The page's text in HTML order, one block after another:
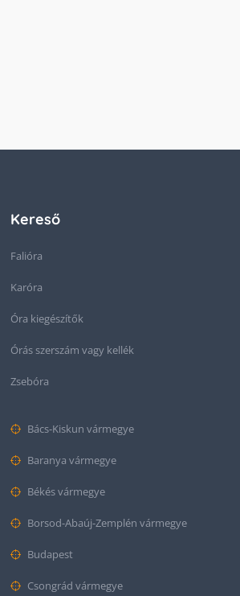
Kereső
Falióra
Karóra
Óra kiegészítők
Órás szerszám vagy kellék
Zsebóra
Bács-Kiskun vármegye
Baranya vármegye
Békés vármegye
Borsod-Abaúj-Zemplén vármegye
Budapest
Csongrád vármegye